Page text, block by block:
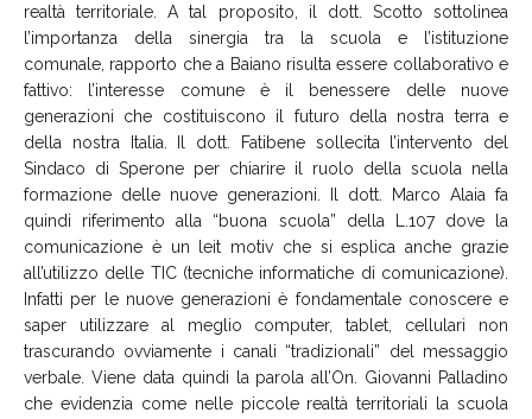
realtà territoriale. A tal proposito, il dott. Scotto sottolinea
l’importanza della sinergia tra la scuola e l’istituzione
comunale, rapporto che a Baiano risulta essere collaborativo e
fattivo: l’interesse comune è il benessere delle nuove
generazioni che costituiscono il futuro della nostra terra e
della nostra Italia. Il dott. Fatibene sollecita l’intervento del
Sindaco di Sperone per chiarire il ruolo della scuola nella
formazione delle nuove generazioni. Il dott. Marco Alaia fa
quindi riferimento alla “buona scuola” della L.107 dove la
comunicazione è un leit motiv che si esplica anche grazie
all’utilizzo delle TIC (tecniche informatiche di comunicazione).
Infatti per le nuove generazioni è fondamentale conoscere e
saper utilizzare al meglio computer, tablet, cellulari non
trascurando ovviamente i canali “tradizionali” del messaggio
verbale. Viene data quindi la parola all’On. Giovanni Palladino
che evidenzia come nelle piccole realtà territoriali la scuola